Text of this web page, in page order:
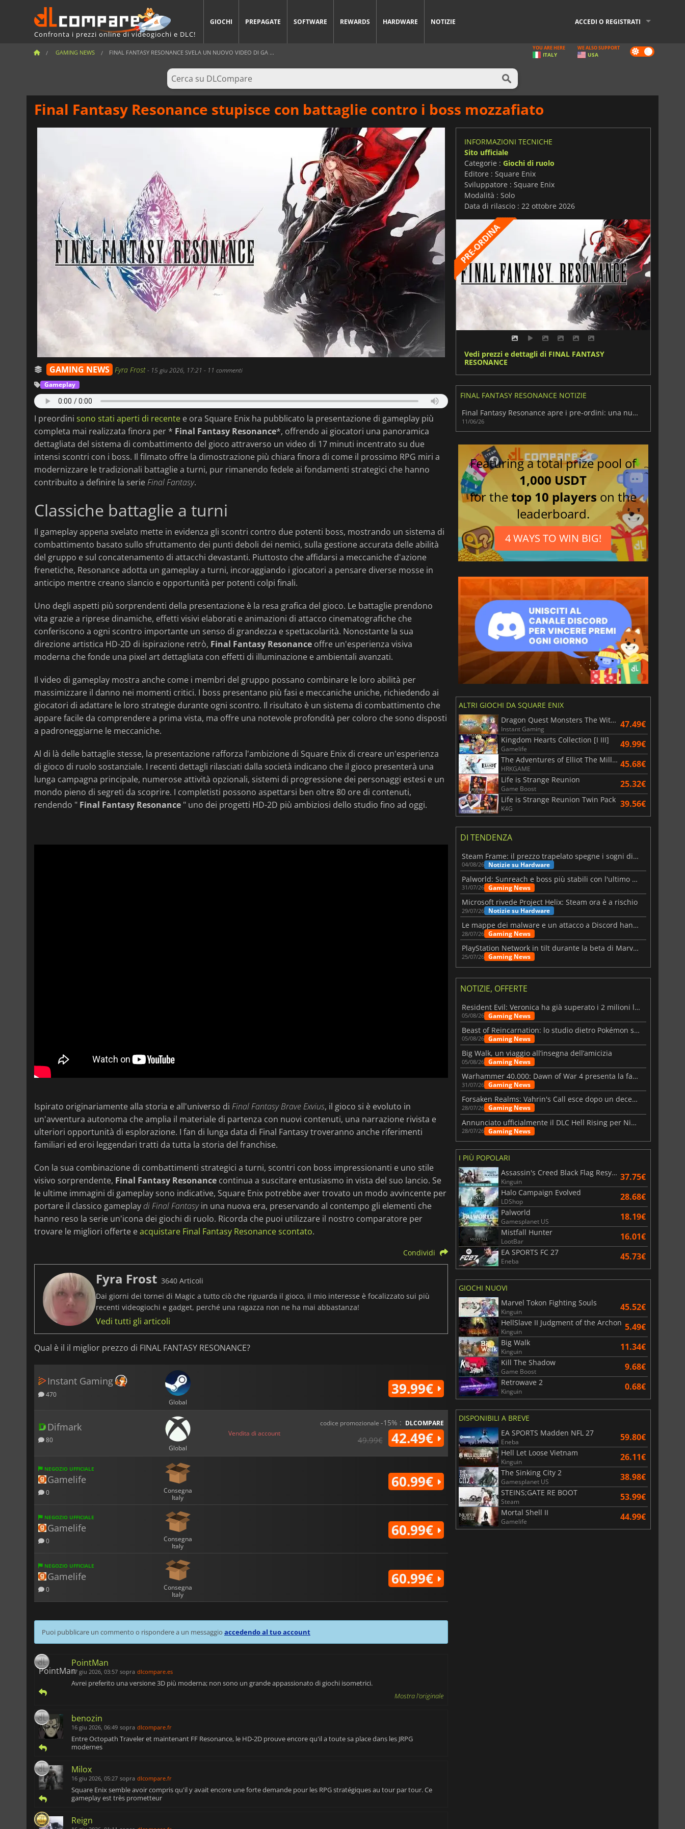
Confronta i prezzi online di videogiochi e DLC!
GIOCHI PREPAGATE SOFTWARE REWARDS HARDWARE NOTIZIE ACCEDI O REGISTRATI
GAMING NEWS FINAL FANTASY RESONANCE SVELA UN NUOVO VIDEO DI GA ... Dark
mode
YOU ARE HERE
ITALY
WE ALSO SUPPORT
USA
Final Fantasy Resonance stupisce con battaglie contro i boss mozzafiato
GAMING NEWS Fyra Frost- 15 giu 2026, 17:21 - 11 commenti
Gameplay
I preordini sono stati aperti di recente e ora Square Enix ha pubblicato la presentazione di gameplay più
completa mai realizzata finora per * Final Fantasy Resonance*, offrendo ai giocatori una panoramica
dettagliata del sistema di combattimento del gioco attraverso un video di 17 minuti incentrato su due
intensi scontri con i boss. Il filmato offre la dimostrazione più chiara finora di come il prossimo RPG miri a
modernizzare le tradizionali battaglie a turni, pur rimanendo fedele ai fondamenti strategici che hanno
contribuito a definire la serieFinal Fantasy.
Classiche battaglie a turni
Il gameplay appena svelato mette in evidenza gli scontri contro due potenti boss, mostrando un sistema di
combattimento basato sullo sfruttamento dei punti deboli dei nemici, sulla gestione accurata delle abilità
del gruppo e sul concatenamento di attacchi devastanti. Piuttosto che affidarsi a meccaniche d'azione
frenetiche, Resonance adotta un gameplay a turni, incoraggiando i giocatori a pensare diverse mosse in
anticipo mentre creano slancio e opportunità per potenti colpi finali.
Uno degli aspetti più sorprendenti della presentazione è la resa grafica del gioco. Le battaglie prendono
vita grazie a riprese dinamiche, effetti visivi elaborati e animazioni di attacco cinematografiche che
conferiscono a ogni scontro importante un senso di grandezza e spettacolarità. Nonostante la sua
direzione artistica HD-2D di ispirazione retrò, Final Fantasy Resonance offre un'esperienza visiva
moderna che fonde una pixel art dettagliata con effetti di illuminazione e ambientali avanzati.
Il video di gameplay mostra anche come i membri del gruppo possano combinare le loro abilità per
massimizzare il danno nei momenti critici. I boss presentano più fasi e meccaniche uniche, richiedendo ai
giocatori di adattare le loro strategie durante ogni scontro. Il risultato è un sistema di combattimento che
appare facile da comprendere a prima vista, ma offre una notevole profondità per coloro che sono disposti
a padroneggiarne le meccaniche.
Al di là delle battaglie stesse, la presentazione rafforza l'ambizione di Square Enix di creare un'esperienza
di gioco di ruolo sostanziale. I recenti dettagli rilasciati dalla società indicano che il gioco presenterà una
lunga campagna principale, numerose attività opzionali, sistemi di progressione dei personaggi estesi e un
mondo pieno di segreti da scoprire. I completisti possono aspettarsi ben oltre 80 ore di contenuti,
rendendo " Final Fantasy Resonance " uno dei progetti HD-2D più ambiziosi dello studio fino ad oggi.
Ispirato originariamente alla storia e all'universo di Final Fantasy Brave Exvius, il gioco si è evoluto in
un'avventura autonoma che amplia il materiale di partenza con nuovi contenuti, una narrazione rivista e
ulteriori opportunità di esplorazione. I fan di lunga data di Final Fantasy troveranno anche riferimenti
familiari ed eroi leggendari tratti da tutta la storia del franchise.
Con la sua combinazione di combattimenti strategici a turni, scontri con boss impressionanti e uno stile
visivo sorprendente, Final Fantasy Resonance continua a suscitare entusiasmo in vista del suo lancio. Se
le ultime immagini di gameplay sono indicative, Square Enix potrebbe aver trovato un modo avvincente per
portare il classico gameplaydi Final Fantasyin una nuova era, preservando al contempo gli elementi che
hanno reso la serie un'icona dei giochi di ruolo. Ricorda che puoi utilizzare il nostro comparatore per
trovare le migliori offerte eacquistare Final Fantasy Resonance scontato.
Condividi
Fyra Frost 3640 Articoli
Dai giorni dei tornei di Magic a tutto ciò che riguarda il gioco, il mio interesse è focalizzato sui più
recenti videogiochi e gadget, perché una ragazza non ne ha mai abbastanza!
Vedi tutti gli articoli
Qual è il il miglior prezzo di FINAL FANTASY RESONANCE?
Instant Gaming
470
Global
39.99€
Difmark
80
Global
Vendita di account
codice promozionale -15% : DLCOMPARE
49.99€ 42.49€
NEGOZIO UFFICIALE
Gamelife
0
Consegna
Italy
60.99€
NEGOZIO UFFICIALE
Gamelife
0
Consegna
Italy
60.99€
NEGOZIO UFFICIALE
Gamelife
0
Consegna
Italy
60.99€
Puoi pubblicare un commento o rispondere a un messaggio accedendo al tuo account
PointMan
17 giu 2026, 03:57 sopra dlcompare.es
Avrei preferito una versione 3D più moderna; non sono un grande appassionato di giochi isometrici.
Mostra l'originale
benozin
16 giu 2026, 06:49 sopra dlcompare.fr
Entre Octopath Traveler et maintenant FF Resonance, le HD-2D prouve encore qu'il a toute sa place dans les JRPG
modernes
Milox
16 giu 2026, 05:27 sopra dlcompare.fr
Square Enix semble avoir compris qu'il y avait encore une forte demande pour les RPG stratégiques au tour par tour. Ce
gameplay est très prometteur
Reign
INFORMAZIONI TECNICHE
Sito ufficiale
Categorie : Giochi di ruolo
Editore : Square Enix
Sviluppatore : Square Enix
Modalità : Solo
Data di rilascio : 22 ottobre 2026
Vedi prezzi e dettagli di FINAL FANTASY
RESONANCE
FINAL FANTASY RESONANCE NOTIZIE
Final Fantasy Resonance apre i pre-ordini: una nuova versione della serie
11/06/26
Featuring a total prize pool of
1,000 USDT
for thetop 10 players on the
leaderboard.
4 WAYS TO WIN BIG!
ALTRI GIOCHI DA SQUARE ENIX
Dragon Quest Monsters The Withered World
Instant Gaming 47.49€
Kingdom Hearts Collection [I III]
Gamelife 49.99€
The Adventures of Elliot The Millennium Tales
HRKGAME 45.68€
Life is Strange Reunion
Game Boost 25.32€
Life is Strange Reunion Twin Pack
K4G 39.56€
DI TENDENZA
Steam Frame: il prezzo trapelato spegne i sogni di un VR economico
04/08/26 Notizie su Hardware
Palworld: Sunreach e boss più stabili con l'ultimo update
31/07/26 Gaming News
Microsoft rivede Project Helix: Steam ora è a rischio
29/07/26 Notizie su Hardware
Le mappe dei malware e un attacco a Discord hanno colpito Meccha Chameleon
28/07/26 Gaming News
PlayStation Network in tilt durante la beta di Marvel Tōkon
25/07/26 Gaming News
NOTIZIE, OFFERTE
Resident Evil: Veronica ha già superato i 2 milioni liste dei desideri
05/08/26 Gaming News
Beast of Reincarnation: lo studio dietro Pokémon su una nuova strada
05/08/26 Gaming News
Big Walk, un viaggio all’insegna dell’amicizia
05/08/26 Gaming News
Warhammer 40.000: Dawn of War 4 presenta la fazione dei Necron
31/07/26 Gaming News
Forsaken Realms: Vahrin's Call esce dopo un decennio di sviluppo
28/07/26 Gaming News
Annunciato ufficialmente il DLC Hell Rising per Nioh 3
28/07/26 Gaming News
I PIÙ POPOLARI
Assassin's Creed Black Flag Resynced
Kinguin 37.75€
Halo Campaign Evolved
LDShop 28.68€
Palworld
Gamesplanet US 18.19€
Mistfall Hunter
LootBar 16.01€
EA SPORTS FC 27
Eneba 45.73€
GIOCHI NUOVI
Marvel Tokon Fighting Souls
Kinguin 45.52€
HellSlave II Judgment of the Archon
Kinguin 5.49€
Big Walk
Kinguin 11.34€
Kill The Shadow
Game Boost 9.68€
Retrowave 2
Kinguin 0.68€
DISPONIBILI A BREVE
EA SPORTS Madden NFL 27
Eneba 59.80€
Hell Let Loose Vietnam
Kinguin 26.11€
The Sinking City 2
Gamesplanet US 38.98€
STEINS;GATE RE BOOT
Steam 53.99€
Mortal Shell II
Gamelife 44.99€